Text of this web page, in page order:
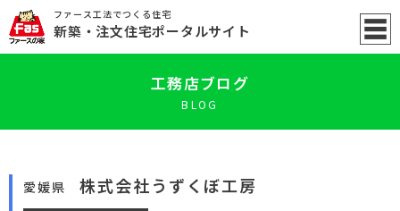
ファース工法でつくる住宅
新築 ・注文住宅ポータルサイト
工務店ブログ
BLOG
愛媛県 株式会社うずくぼ工房